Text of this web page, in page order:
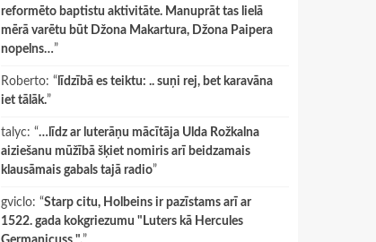
reformēto baptistu aktivitāte. Manuprāt tas lielā
mērā varētu būt Džona Makartura, Džona Paipera
nopelns…”
Roberto: “ līdzībā es teiktu: .. suņi rej, bet karavāna
iet tālāk.”
talyc: “…līdz ar luterāņu mācītāja Ulda Rožkalna
aiziešanu mūžībā šķiet nomiris arī beidzamais
klausāmais gabals tajā radio”
gviclo: “Starp citu, Holbeins ir pazīstams arī ar
1522. gada kokgriezumu "Luters kā Hercules